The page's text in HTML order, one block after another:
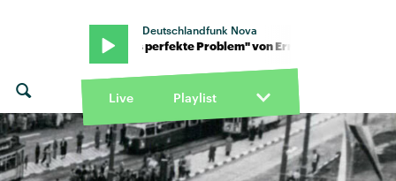
Deutschlandfunk Nova
· "Das perfekte Problem" von Error · "Das perfekte Problem"
Live Playlist